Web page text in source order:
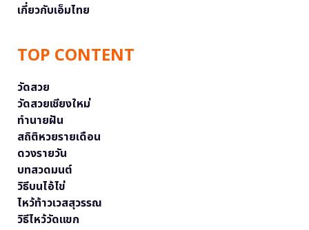
เกี่ยวกับเอ็มไทย
TOP CONTENT
วัดสวย
วัดสวยเชียงใหม่
ทำนายฝัน
สถิติหวยรายเดือน
ดวงรายวัน
บทสวดมนต์
วิธีบนไอ้ไข่
ไหว้ท้าวเวสสุวรรณ
วิธีไหว้วัดแขก